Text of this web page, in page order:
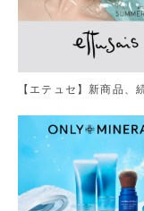
【エテュセ】新商品、